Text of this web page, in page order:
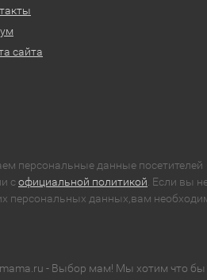
сайта
персональные данные посетителей
софициальной политикой . Если вы
персональных данных,вам
- Выбор мам! Мы хотим что бы